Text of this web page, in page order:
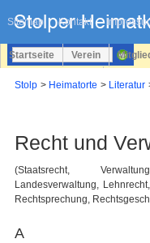
Sitemap Kontakt
überspringen
Startseite Verein
Stolp Heimatorte Literatur
Recht und
(Staatsrecht,
Landesverwaltung,
Rechtsprechung,
A